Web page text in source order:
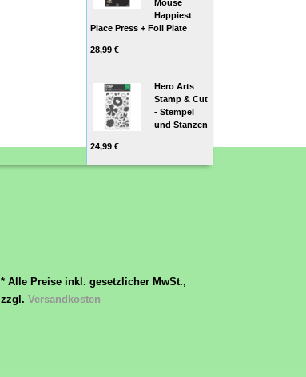
Mouse
Happiest
Place Press + Foil Plate
28,99 €
Hero Arts
Stamp & Cut
- Stempel
und Stanzen
24,99 €
* Alle Preise inkl. gesetzlicher MwSt.,
zzgl. Versandkosten